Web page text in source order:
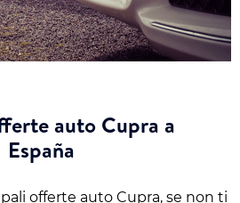
auto Cupra a
España
offerte auto Cupra, se non ti